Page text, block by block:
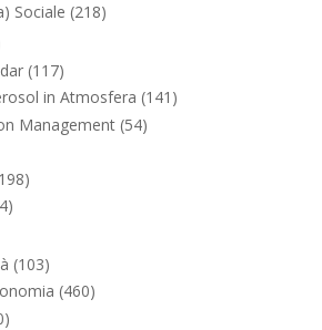
Sociale (218)
(117)
in Atmosfera (141)
Management (54)
(103)
(460)